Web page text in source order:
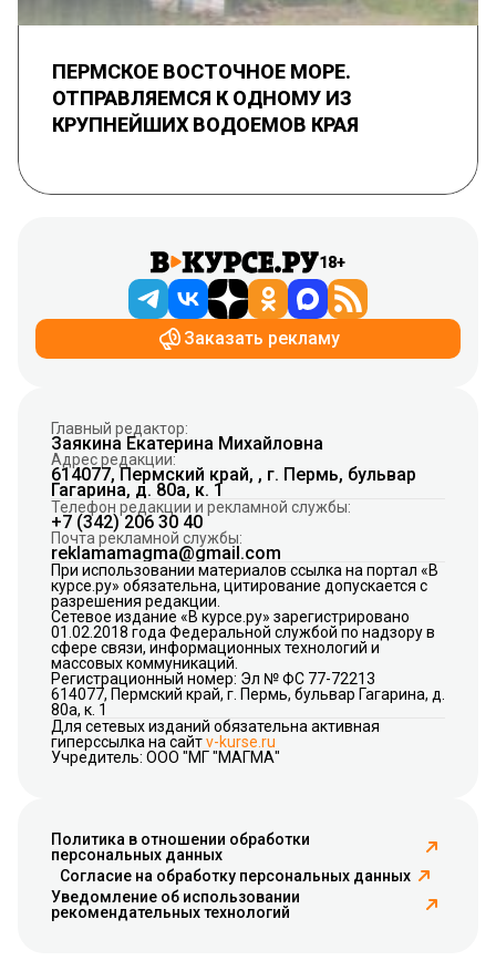
ПЕРМСКОЕ ВОСТОЧНОЕ МОРЕ.
ОТПРАВЛЯЕМСЯ К ОДНОМУ ИЗ
КРУПНЕЙШИХ ВОДОЕМОВ КРАЯ
18+
Заказать рекламу
Главный редактор:
Заякина Екатерина Михайловна
Адрес редакции:
614077, Пермский край, , г. Пермь, бульвар
Гагарина, д. 80а, к. 1
Телефон редакции и рекламной службы:
+7 (342) 206 30 40
Почта рекламной службы:
reklamamagma@gmail.com
При использовании материалов ссылка на портал «В
курсе.ру» обязательна, цитирование допускается с
разрешения редакции.
Сетевое издание «В курсе.ру» зарегистрировано
01.02.2018 года Федеральной службой по надзору в
сфере связи, информационных технологий и
массовых коммуникаций.
Регистрационный номер: Эл № ФС 77-72213
614077, Пермский край, г. Пермь, бульвар Гагарина, д.
80а, к. 1
Для сетевых изданий обязательна активная
гиперссылка на сайтv-kurse.ru
Учредитель: ООО "МГ "МАГМА"
Политика в отношении обработки
персональных данных
Согласие на обработку персональных данных
Уведомление об использовании
рекомендательных технологий